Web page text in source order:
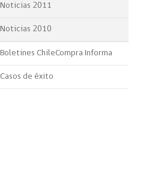
Noticias 2011
Noticias 2010
Boletines ChileCompra Informa
Casos de éxito